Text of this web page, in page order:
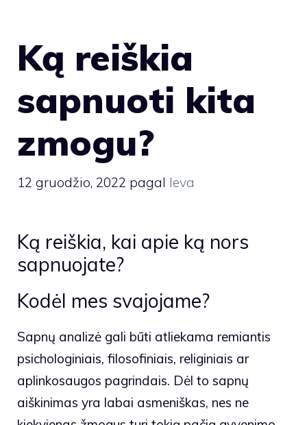
Ką reiškia
sapnuoti kita
zmogu?
12 gruodžio, 2022 pagal Ieva
Ką reiškia, kai apie ką nors
sapnuojate?
Kodėl mes svajojame?
Sapnų analizė gali būti atliekama remiantis
psichologiniais, filosofiniais, religiniais ar
aplinkosaugos pagrindais. Dėl to sapnų
aiškinimas yra labai asmeniškas, nes ne